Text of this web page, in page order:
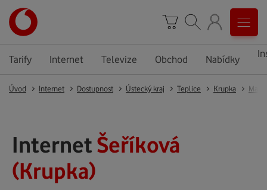
Tarify Internet Televize Obchod Nabídky
Úvod Internet Dostupnost Ústecký kraj Teplice Krupka
Internet Šeříková
(Krupka)